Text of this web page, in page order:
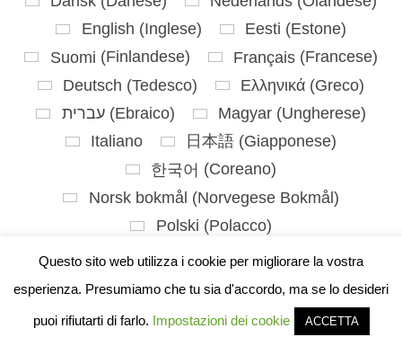
Questo sito web utilizza i cookie per migliorare la vostra
esperienza. Presumiamo che tu sia d'accordo, ma se lo desideri
puoi rifiutarti di farlo. Impostazioni dei cookie ACCETTA
English (Inglese) Eesti (Estone)
Suomi (Finlandese) Français(Francese)
Deutsch (Tedesco) Ελληνικά (Greco)
עברית(Ebraico) Magyar(Ungherese)
Italiano
日本語 (Giapponese)
한국어 (Coreano)
Norsk bokmål (Norvegese Bokmål)
Polski (Polacco)
Português
Portoghese, Portogallo
Slovenčina
(Slavo) Slovenščina Sloveno
Svenska(Svedese